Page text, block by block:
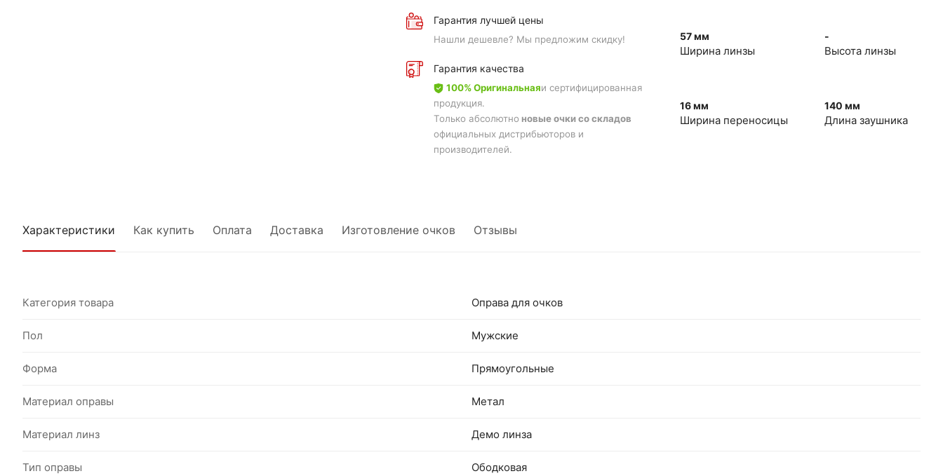
Гарантия лучшей цены
Нашли дешевле? Мы предложим скидку!
Гарантия качества
100% Оригинальнаяи сертифицированная
продукция.
Только абсолютноновые очки со складов
официальных дистрибьюторов и
производителей.
57 мм
Ширина линзы
-
Высота линзы
16 мм
Ширина переносицы
140 мм
Длина заушника
Характеристики Как купить Оплата Доставка Изготовление очков Отзывы
Категория товара Оправа для очков
Пол Мужские
Форма Прямоугольные
Материал оправы Метал
Материал линз Демо линза
Тип оправы Ободковая